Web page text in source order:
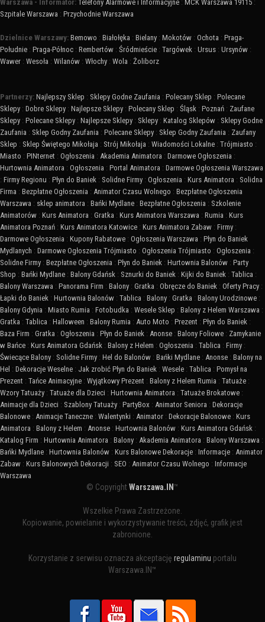
Warszawa - Informator: Telefony Alarmowe i Informacyjne : MCK Warszawa 19115 :
Szpitale Warszawa : Przychodnie Warszawa
Dzielnice Warszawy: Bemowo : Białołęka : Bielany : Mokotów : Ochota : Praga-
Południe : Praga-Północ : Rembertów : Śródmieście : Targówek : Ursus : Ursynów :
Wawer : Wesoła : Wilanów : Włochy : Wola : Żoliborz
Partnerzy: Najlepszy Sklep : Sklepy Godne Zaufania : Polecany Sklep : Polecane
Sklepy : Dobre Sklepy : Najlepsze Sklepy : Polecany Sklep : Śląsk : Poznań : Zaufane
Sklepy : Polecane Sklepy : Najlepsze Sklepy : Sklepy : Katalog Sklepów : Sklepy Godne
Zaufania : Sklep Godny Zaufania : Polecane Sklepy : Sklep Godny Zaufania : Zaufany
Sklep : Sklep Świętego Mikołaja : Strój Mikołaja : Wiadomości Lokalne : Trójmiasto :
Miasto : PINternet : Ogłoszenia : Akademia Animatora : Darmowe Ogłoszenia :
Hurtownia Animatora : Ogłoszenia : Portal Animatora : Darmowe Ogłoszenia Warszawa
: Firmy Regionu : Płyn do Baniek : Solidne Firmy : Ogłoszenia : Kurs Animatora : Solidna
Firma : Bezpłatne Ogłoszenia : Animator Czasu Wolnego : Bezpłatne Ogłoszenia
Warszawa : sklep animatora : Bańki Mydlane : Bezpłatne Ogłoszenia : Szkolenie
Animatorów : Kurs Animatora : Gratka : Kurs Animatora Warszawa : Rumia : Kurs
Animatora Poznań : Kurs Animatora Katowice : Kurs Animatora Zabaw : Firmy :
Darmowe Ogłoszenia : Kupony Rabatowe : Ogłoszenia Warszawa : Płyn do Baniek
Mydlanych : Darmowe Ogłoszenia Trójmiasto : Ogłoszenia Trójmiasto : Ogłoszenia :
Solidne Firmy : Bezpłatne Ogłoszenia : Płyn do Baniek : Hurtownia Balonów : Party
Shop : Bańki Mydlane : Balony Gdańsk : Sznurki do Baniek : Kijki do Baniek : Tablica :
Balony Warszawa : Panorama Firm : Balony : Gratka : Obręcze do Baniek : Oferty Pracy :
Łapki do Baniek : Hurtownia Balonów : Tablica : Balony : Gratka : Balony Urodzinowe :
Balony Gdynia : Miasto Rumia : Fotobudka : Wesele Sklep : Balony z Helem Warszawa :
Gratka : Tablica : Halloween : Balony Rumia : Auto Moto : Prezent : Płyn do Baniek :
Baza Firm : Gratka : Ogłoszenia : Płyn do Baniek : Anonse : Balony Foliowe : Zamykanie
w Bańce : Kurs Animatora Gdańsk : Balony z Helem : Ogłoszenia : Tablica : Firmy :
Świecące Balony : Solidne Firmy : Hel do Balonów : Bańki Mydlane : Anonse : Balony na
Hel : Dekoracje Weselne : Jak zrobić Płyn do Baniek : Wesele : Tablica : Pomysł na
Prezent : Tańce Animacyjne : Wyjątkowy Prezent : Balony z Helem Rumia : Tatuaże :
Wzory Tatuaży : Tatuaże dla Dzieci : Hurtownia Animatora : Tatuaże Brokatowe :
Animacje dla Dzieci : Szablony Tatuaży : PartyBox : Animator Seniora : Dekoracje
Balonowe : Animacje Taneczne : Walentynki : Animator : Dekoracje Balonowe : Kurs
Animatora : Balony z Helem : Anonse : Hurtownia Balonów : Kurs Animatora Gdańsk :
Katalog Firm : Hurtownia Animatora : Balony : Akademia Animatora : Balony Warszawa :
Bańki Mydlane : Hurtownia Balonów : Kurs Balonowe Dekoracje : Informacje : Animator
Zabaw : Kurs Balonowych Dekoracji : SEO : Animator Czasu Wolnego : Informacje
Warszawa
© CopyrightWarszawa.IN ™
Wszelkie Prawa Zastrzeżone.
Kopiowanie, powielanie i wykorzystywanie treści, zdjęć, grafik jest
zabronione.
Korzystanie z serwisu oznacza akceptację regulaminu portalu
Warszawa.IN™